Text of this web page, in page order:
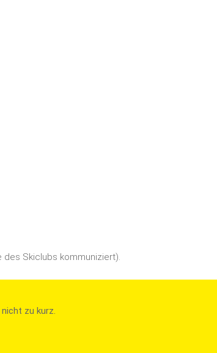
des Skiclubs kommuniziert).
zu kurz.